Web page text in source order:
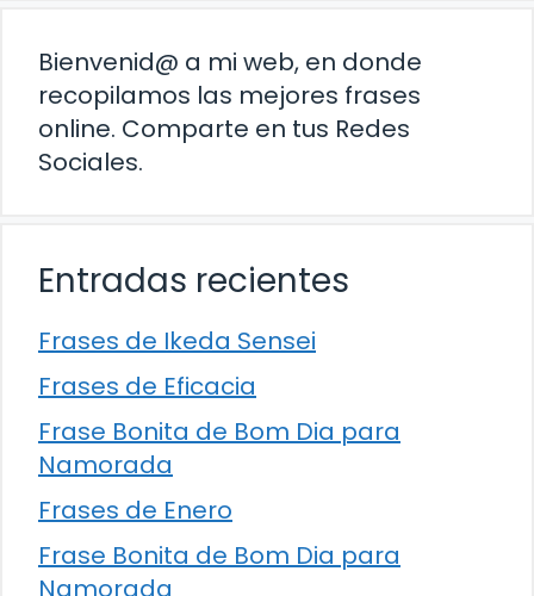
Bienvenid@ a mi web, en donde
recopilamos las mejores frases
online. Comparte en tus Redes
Sociales.
Entradas recientes
Frases de Ikeda Sensei
Frases de Eficacia
Frase Bonita de Bom Dia para
Namorada
Frases de Enero
Frase Bonita de Bom Dia para
Namorada